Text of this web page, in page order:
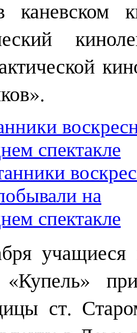
каневском
спектакле
ст.